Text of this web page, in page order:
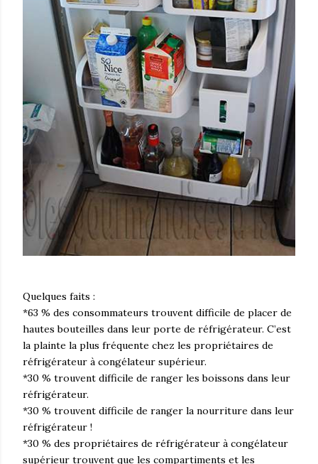
Quelques faits :
*63 % des consommateurs trouvent difficile de placer de
hautes bouteilles dans leur porte de réfrigérateur. C’est
la plainte la plus fréquente chez les propriétaires de
réfrigérateur à congélateur supérieur.
*30 % trouvent difficile de ranger les boissons dans leur
réfrigérateur.
*30 % trouvent difficile de ranger la nourriture dans leur
réfrigérateur !
*30 % des propriétaires de réfrigérateur à congélateur
supérieur trouvent que les compartiments et les